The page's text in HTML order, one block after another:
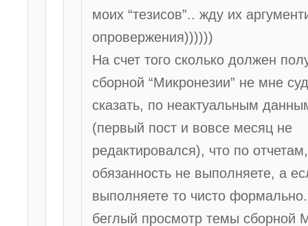
моих “тезисов”.. жду их
опровержения))))))
На счет того сколько должен
сборной “Микронезии” не мне
сказать, по неактуальным
(первый пост и вовсе месяц не
редактировался), что по
обязанность не выполняете, а
выполняете то чисто
беглый просмотр темы сборной